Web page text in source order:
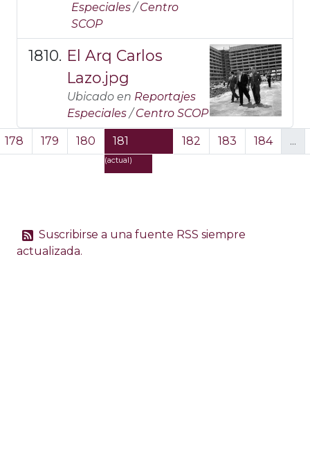
Especiales /Centro
SCOP
El Arq Carlos
Lazo.jpg
Ubicado en Reportajes
Especiales /Centro SCOP
178 179 180 181
(actual)
182 183 184 ...
Suscribirse a una fuente RSS siempre
actualizada.